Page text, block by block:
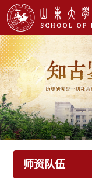
师资队伍